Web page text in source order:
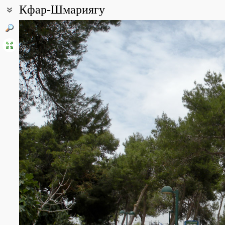
Кфар-Шмариягу
Координаты:
32° 11′ 08″ с.ш., 34° 49′ 19″ в.д. (смотреть на картах
Google
Описание точки:
Посёлок Кфар Шмариягу (Кфар-Шмарьягу (ивр. כפר שמריהו), «деревня Шмариягу») был основан в 1937 году
выходцами из Германии и назван в честь Шмарьяху Левина
Госдумы Российской империи I созыва от г. Вильна Виленской
родом из Белоруссии). Площадь всего посёлка 2,6 кв. км. В
наиболее престижных и богатых мест проживания в Израиле и
небольшое количество старых домов в хозяйствах, всё ещё
саженцев и цитрусовых. Финансовые возможности жителей и
частных владений, так и общественных мест. Наряду с
которые нечасто можно увидеть в Герцлии. Как, например,
Pterospermum acerifolium, Myoporum acuminatum и др.
Посёлок вплотную примыкает к Герцлии с севера и расположен
северной части посёлка в 30х - 40х гг. прошлого века
(византийский период, 5 в. н. э.). С 1997 г. участок раскопок
высаживать на территории археологического заповедника
средиземноморские виды. Среди них Anemone coronaria,
foetida, Cyclamen persicum и многие другие. В Кфар-Шмариягу
песчаниковой породы, встречающейся только в Израиле и
практически окаменевшую прибрежную дюну, песок в которой
происхождения, на разрезе можно увидеть направление
сформированы три подводные и две прибрежные гряды на
местом гнездования некоторых редких птиц, например,
растений-эндемиков, в частности, прибрежного ириса.
Источники: Википедия, http://natur-israel.livejournal.com/